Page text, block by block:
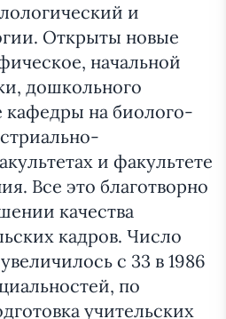
и
Открыты новые
начальной
дошкольного
кафедры на биолого-
и факультете
Все это благотворно
качества
кадров. Число
с 33 в 1986
по
учительских